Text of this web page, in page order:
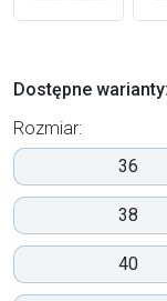
Dostępne warianty:
Rozmiar:
36
38
40